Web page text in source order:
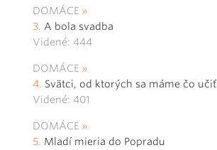
DOMÁCE
A bola svadba
Videné: 444
DOMÁCE
Svätci, od ktorých sa máme čo učiť
Videné: 401
DOMÁCE
Mladí mieria do Popradu